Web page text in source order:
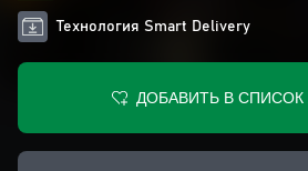
Технология Smart Delivery
ДОБАВИТЬ В